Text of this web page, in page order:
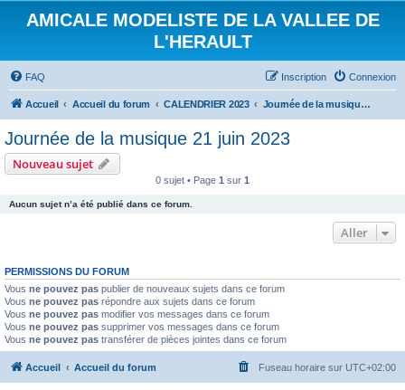
AMICALE MODELISTE DE LA VALLEE DE
L'HERAULT
FAQ Connexion
Inscription
Accueil Accueil du forum CALENDRIER 2023 Journée de la musique 21 juin 2023
Journée de la musique 21 juin 2023
Nouveau sujet
0 sujet • Page 1 sur 1
Aucun sujet n’a été publié dans ce forum.
Aller
PERMISSIONS DU FORUM
Vous ne pouvez pas publier de nouveaux sujets dans ce forum
Vous ne pouvez pas répondre aux sujets dans ce forum
Vous ne pouvez pas modifier vos messages dans ce forum
Vous ne pouvez pas supprimer vos messages dans ce forum
Vous ne pouvez pas transférer de pièces jointes dans ce forum
Accueil Accueil du forum Fuseau horaire sur UTC+02:00